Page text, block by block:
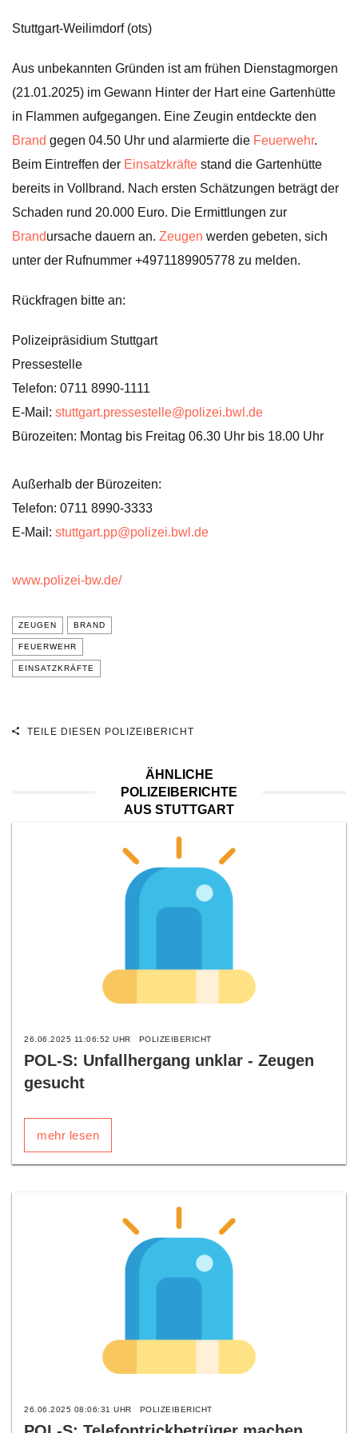
Stuttgart-Weilimdorf (ots)
Aus unbekannten Gründen ist am frühen Dienstagmorgen
(21.01.2025) im Gewann Hinter der Hart eine Gartenhütte
in Flammen aufgegangen. Eine Zeugin entdeckte den
Brand gegen 04.50 Uhr und alarmierte die Feuerwehr.
Beim Eintreffen der Einsatzkräfte stand die Gartenhütte
bereits in Vollbrand. Nach ersten Schätzungen beträgt der
Schaden rund 20.000 Euro. Die Ermittlungen zur
Brandursache dauern an. Zeugen werden gebeten, sich
unter der Rufnummer +4971189905778 zu melden.
Rückfragen bitte an:
Polizeipräsidium Stuttgart
Pressestelle
Telefon: 0711 8990-1111
E-Mail: stuttgart.pressestelle@polizei.bwl.de
Bürozeiten: Montag bis Freitag 06.30 Uhr bis 18.00 Uhr
Außerhalb der Bürozeiten:
Telefon: 0711 8990-3333
E-Mail: stuttgart.pp@polizei.bwl.de
www.polizei-bw.de/
ZEUGEN BRAND
FEUERWEHR
EINSATZKRÄFTE
TEILE DIESEN POLIZEIBERICHT
ÄHNLICHE
POLIZEIBERICHTE
AUS STUTTGART
26.06.2025 11:06:52 UHR POLIZEIBERICHT
POL-S: Unfallhergang unklar - Zeugen
gesucht
mehr lesen
26.06.2025 08:06:31 UHR POLIZEIBERICHT